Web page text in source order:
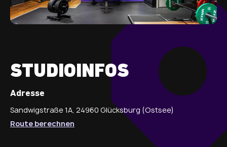
STUDIOINFOS
Adresse
Sandwigstraße 1A, 24960 Glücksburg (Ostsee)
Route berechnen